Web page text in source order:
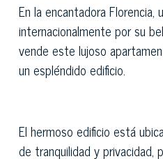
En la encantadora Florencia,
internacionalmente por su
vende este lujoso
un espléndido edificio.
El hermoso edificio está
de tranquilidad y